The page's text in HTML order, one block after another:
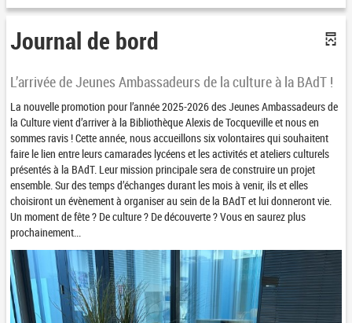
Journal de bord
L’arrivée de Jeunes Ambassadeurs de la culture à la BAdT !
La nouvelle promotion pour l’année 2025-2026 desJeunesAmbassadeurs de
la Culture vient d’arriver à la Bibliothèque Alexis de Tocqueville et nous en
sommes ravis ! Cette année, nous accueillons six volontaires qui souhaitent
faire le lien entre leurs camarades lycéens et les activités et ateliers culturels
présentés à la BAdT. Leur mission principale sera de construire un projet
ensemble. Sur des temps d’échanges durant les mois à venir, ils et elles
choisiront un évènement à organiser au sein de la BAdT et lui donneront vie.
Un moment de fête ? De culture ? De découverte ? Vous en saurez plus
prochainement...